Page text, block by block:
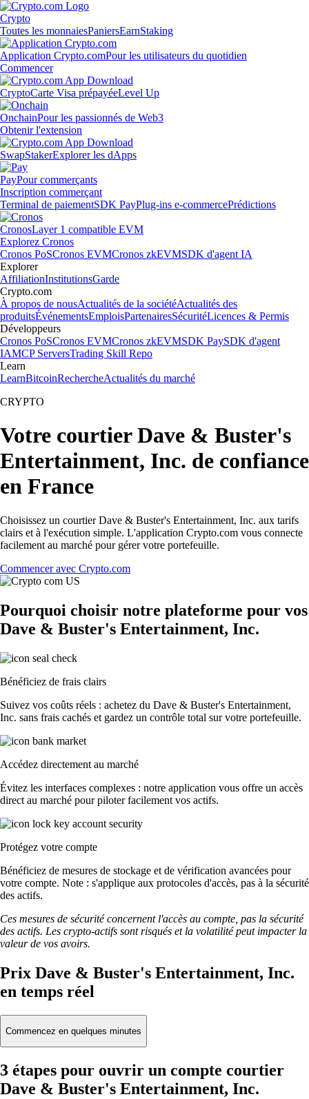
Crypto
Toutes les monnaiesPaniersEarnStaking
Application Crypto.comPour les utilisateurs du quotidien
Commencer
CryptoCarte Visa prépayéeLevel Up
OnchainPour les passionnés de Web3
Obtenir l'extension
SwapStakerExplorer les dApps
PayPour commerçants
Inscription commerçant
Terminal de paiementSDK PayPlug-ins e-commercePrédictions
CronosLayer 1 compatible EVM
Explorez Cronos
Cronos PoSCronos EVMCronos zkEVMSDK d'agent IA
Explorer
AffiliationInstitutionsGarde
Crypto.com
À propos de nousActualités de la sociétéActualités des
produitsÉvénementsEmploisPartenairesSécuritéLicences & Permis
Développeurs
Cronos PoSCronos EVMCronos zkEVMSDK PaySDK d'agent
IAMCP ServersTrading Skill Repo
Learn
LearnBitcoinRechercheActualités du marché
CRYPTO
Votre courtier Dave & Buster's
Entertainment, Inc. de confiance
en France
Choisissez un courtier Dave & Buster's Entertainment, Inc. aux tarifs
clairs et à l'exécution simple. L'application Crypto.com vous connecte
facilement au marché pour gérer votre portefeuille.
Commencer avec Crypto.com
Pourquoi choisir notre plateforme pour vos
Dave & Buster's Entertainment, Inc.
Bénéficiez de frais clairs
Suivez vos coûts réels : achetez du Dave & Buster's Entertainment,
Inc. sans frais cachés et gardez un contrôle total sur votre portefeuille.
Accédez directement au marché
Évitez les interfaces complexes : notre application vous offre un accès
direct au marché pour piloter facilement vos actifs.
Protégez votre compte
Bénéficiez de mesures de stockage et de vérification avancées pour
votre compte. Note : s'applique aux protocoles d'accès, pas à la sécurité
des actifs.
Ces mesures de sécurité concernent l'accès au compte, pas la sécurité
des actifs. Les crypto-actifs sont risqués et la volatilité peut impacter la
valeur de vos avoirs.
Prix Dave & Buster's Entertainment, Inc.
en temps réel
Commencez en quelques minutes
3 étapes pour ouvrir un compte courtier
Dave & Buster's Entertainment, Inc.